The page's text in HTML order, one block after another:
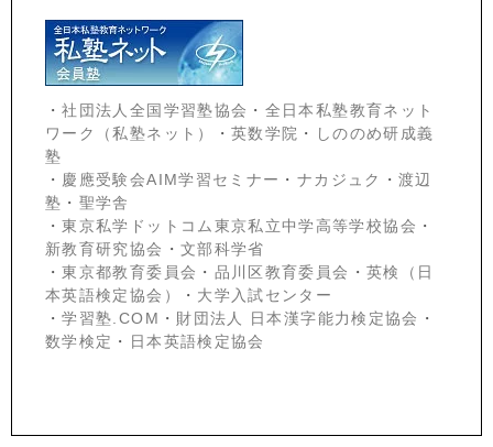
・社団法人全国学習塾協会 ・ 全日本私塾教育ネット
ワーク（私塾ネット）
・ 英数学院 ・
しののめ研成義
塾
・ 慶應受験会AIM学習セミナー ・ ナカジュク ・ 渡辺
塾 ・ 聖学舎
・東京私学ドットコム東京私立中学高等学校協会 ・
新教育研究協会 ・ 文部科学省
・東京都教育委員会 ・ 品川区教育委員会 ・ 英検（日
本英語検定協会）
・ 大学入試センター
・学習塾.COM ・ 財団法人 日本漢字能力検定協会 ・
数学検定 ・ 日本英語検定協会